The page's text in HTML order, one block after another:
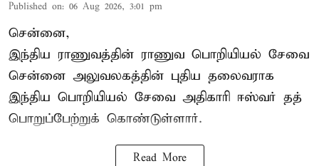
Published on: 06 Aug 2026, 3:01 pm
சென்னை,
இந்திய ராணுவத்தின் ராணுவ பொறியியல் சேவை
சென்னை அலுவலகத்தின் புதிய தலைவராக
இந்திய பொறியியல் சேவை அதிகாரி ஈஸ்வர் தத்
பொறுப்பேற்றுக் கொண்டுள்ளார்.
Read More